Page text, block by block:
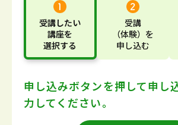
受講したい
講座を
選択する
受講
（体験） を
申し込む
申し込みボタンを押して申し
力してください。